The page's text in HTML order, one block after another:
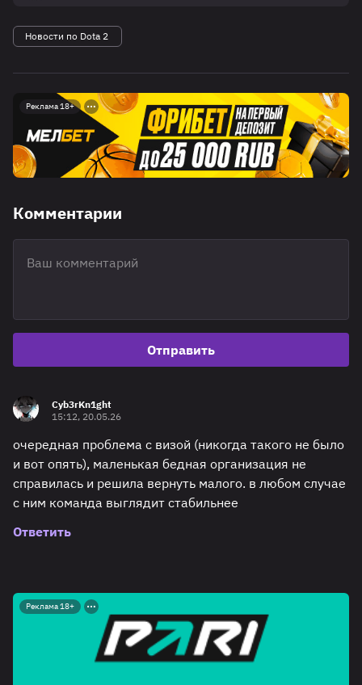
Новости по Dota 2
Реклама 18+
Комментарии
Отправить
Cyb3rKn1ght
15:12, 20.05.26
очередная проблема с визой (никогда такого не было
и вот опять), маленькая бедная организация не
справилась и решила вернуть малого. в любом случае
с ним команда выглядит стабильнее
Ответить
Реклама 18+